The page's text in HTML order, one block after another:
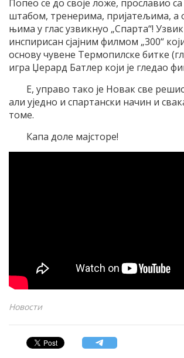
Попео се до своје ложе, прославио
штабом, тренерима, пријатељима, а
њима у глас узвикнуо „Спарта“! Узвик
инспирисан сјајним филмом „300“
основу чувене Термопилске битке
игра Џерард Батлер који је гледао
Е, управо тако је Новак све
али уједно и спартански начин и
томе.
Капа доле мајсторе!
Новости